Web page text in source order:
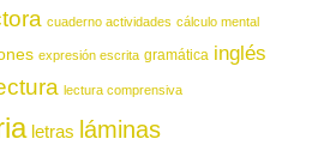
cuaderno actividades cálculo mental
expresión escrita gramática inglés
lectura comprensiva
letras láminas